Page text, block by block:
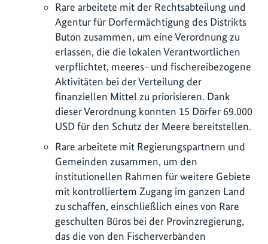
Rare arbeitete mit der Rechtsabteilung und
Agentur für Dorfermächtigung des Distrikts
Buton zusammen, um eine Verordnung zu
erlassen, die die lokalen Verantwortlichen
verpflichtet, meeres- und fischereibezogene
Aktivitäten bei der Verteilung der
finanziellen Mittel zu priorisieren. Dank
dieser Verordnung konnten 15 Dörfer 69.000
USD für den Schutz der Meere bereitstellen.
Rare arbeitete mit Regierungspartnern und
Gemeinden zusammen, um den
institutionellen Rahmen für weitere Gebiete
mit kontrolliertem Zugang im ganzen Land
zu schaffen, einschließlich eines von Rare
geschulten Büros bei der Provinzregierung,
das die von den Fischerverbänden